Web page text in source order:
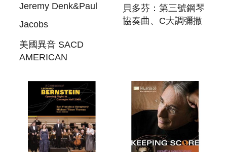
Jeremy Denk&Paul
Jacobs
美國異音 SACD
AMERICAN
貝多芬：第三號鋼琴
協奏曲、C大調彌撒